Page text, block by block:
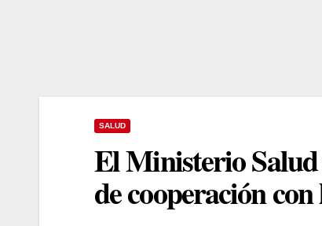
SALUD
El Ministerio
de cooperación